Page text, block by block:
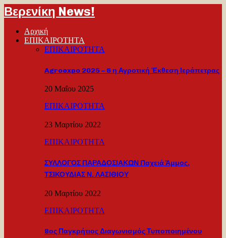
Βερενίκη News!
Αρχική
ΕΠΙΚΑΙΡΟΤΗΤΑ
ΕΠΙΚΑΙΡΟΤΗΤΑ
Agroexpo 2025 – 6 η Αγροτική Έκθεση Ιεράπετρας
20 Μαΐου 2025
ΕΠΙΚΑΙΡΟΤΗΤΑ
23 Μαρτίου 2022
ΕΠΙΚΑΙΡΟΤΗΤΑ
ΣΥΛΛΟΓΟΣ ΠΑΡΑΔΟΣΙΑΚΩΝ Παχειά Άμμος,
ΤΣΙΚΟΥΔΙΑΣ Ν. ΛΑΣΙΘΙΟΥ
20 Μαρτίου 2022
ΕΠΙΚΑΙΡΟΤΗΤΑ
8ος Παγκρήτιος Διαγωνισμός Τυποποιημένου